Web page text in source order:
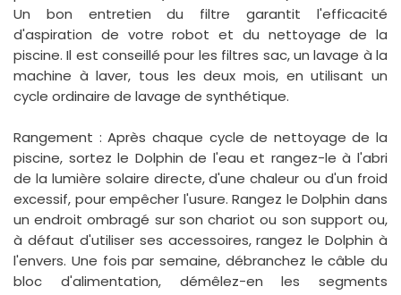
Un bon entretien du filtre garantit l'efficacité
d'aspiration de votre robot et du nettoyage de la
piscine. Il est conseillé pour les filtres sac, un lavage à la
machine à laver, tous les deux mois, en utilisant un
cycle ordinaire de lavage de synthétique.
Rangement : Après chaque cycle de nettoyage de la
piscine, sortez le Dolphin de l'eau et rangez-le à l'abri
de la lumière solaire directe, d'une chaleur ou d'un froid
excessif, pour empêcher l'usure. Rangez le Dolphin dans
un endroit ombragé sur son chariot ou son support ou,
à défaut d'utiliser ses accessoires, rangez le Dolphin à
l'envers. Une fois par semaine, débranchez le câble du
bloc d'alimentation, démêlez-en les segments